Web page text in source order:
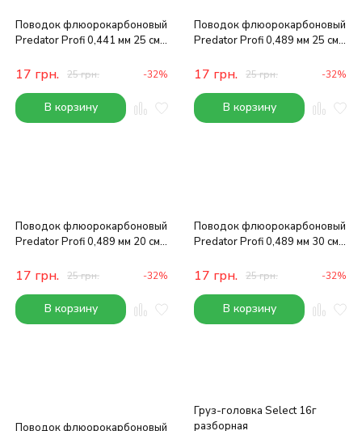
Поводок флюорокарбоновый
Predator Profi 0,441 мм 25 см
17 грн. 25грн. -32%
В корзину
Поводок флюорокарбоновый
Predator Profi 0,489 мм 25 см
17 грн. 25грн. -32%
В корзину
Поводок флюорокарбоновый
Predator Profi 0,489 мм 20 см
17 грн. 25грн. -32%
В корзину
Поводок флюорокарбоновый
Predator Profi 0,489 мм 30 см
17 грн. 25грн. -32%
В корзину
Поводок флюорокарбоновый
Груз-головка Select 16г
разборная